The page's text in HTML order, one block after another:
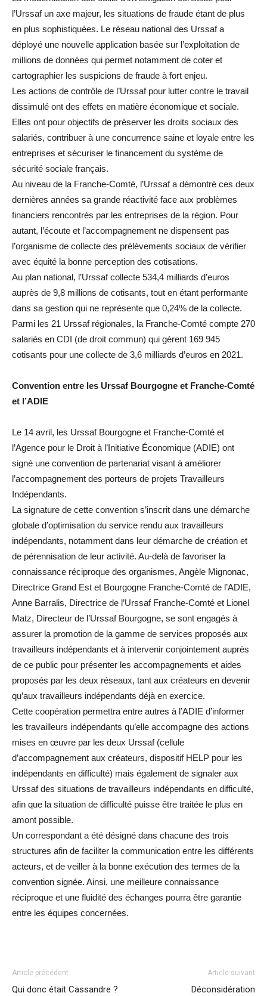
l’Urssaf un axe majeur, les situations de fraude étant de plus
en plus sophistiquées. Le réseau national des Urssaf a
déployé une nouvelle application basée sur l’exploitation de
millions de données qui permet notamment de coter et
cartographier les suspicions de fraude à fort enjeu.
Les actions de contrôle de l’Urssaf pour lutter contre le travail
dissimulé ont des effets en matière économique et sociale.
Elles ont pour objectifs de préserver les droits sociaux des
salariés, contribuer à une concurrence saine et loyale entre les
entreprises et sécuriser le financement du système de
sécurité sociale français.
Au niveau de la Franche-Comté, l’Urssaf a démontré ces deux
dernières années sa grande réactivité face aux problèmes
financiers rencontrés par les entreprises de la région. Pour
autant, l’écoute et l’accompagnement ne dispensent pas
l’organisme de collecte des prélèvements sociaux de vérifier
avec équité la bonne perception des cotisations.
Au plan national, l’Urssaf collecte 534,4 milliards d’euros
auprès de 9,8 millions de cotisants, tout en étant performante
dans sa gestion qui ne représente que 0,24% de la collecte.
Parmi les 21 Urssaf régionales, la Franche-Comté compte 270
salariés en CDI (de droit commun) qui gèrent 169 945
cotisants pour une collecte de 3,6 milliards d’euros en 2021.
Convention entre les Urssaf Bourgogne et Franche-Comté
et l’ADIE
Le 14 avril, les Urssaf Bourgogne et Franche-Comté et
l’Agence pour le Droit à l’Initiative Économique (ADIE) ont
signé une convention de partenariat visant à améliorer
l’accompagnement des porteurs de projets Travailleurs
Indépendants.
La signature de cette convention s’inscrit dans une démarche
globale d’optimisation du service rendu aux travailleurs
indépendants, notamment dans leur démarche de création et
de pérennisation de leur activité. Au-delà de favoriser la
connaissance réciproque des organismes, Angèle Mignonac,
Directrice Grand Est et Bourgogne Franche-Comté de l’ADIE,
Anne Barralis, Directrice de l’Urssaf Franche-Comté et Lionel
Matz, Directeur de l’Urssaf Bourgogne, se sont engagés à
assurer la promotion de la gamme de services proposés aux
travailleurs indépendants et à intervenir conjointement auprès
de ce public pour présenter les accompagnements et aides
proposés par les deux réseaux, tant aux créateurs en devenir
qu’aux travailleurs indépendants déjà en exercice.
Cette coopération permettra entre autres à l’ADIE d’informer
les travailleurs indépendants qu’elle accompagne des actions
mises en œuvre par les deux Urssaf (cellule
d’accompagnement aux créateurs, dispositif HELP pour les
indépendants en difficulté) mais également de signaler aux
Urssaf des situations de travailleurs indépendants en difficulté,
afin que la situation de difficulté puisse être traitée le plus en
amont possible.
Un correspondant a été désigné dans chacune des trois
structures afin de faciliter la communication entre les différents
acteurs, et de veiller à la bonne exécution des termes de la
convention signée. Ainsi, une meilleure connaissance
réciproque et une fluidité des échanges pourra être garantie
entre les équipes concernées.
Article précédent
Qui donc était Cassandre ?
Article suivant
Déconsidération